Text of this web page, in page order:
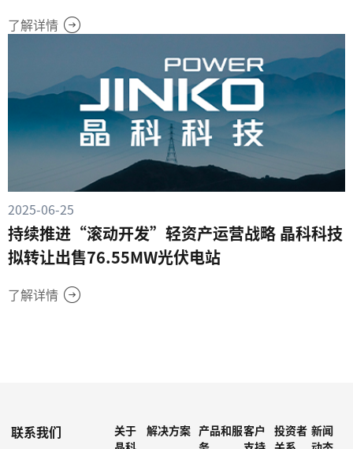
了解详情
2025-06-25
持续推进“滚动开发”轻资产运营战略 晶科科技
拟转让出售76.55MW光伏电站
了解详情
联系我们
关于
解决方案 产品和服客户 投资者 新闻